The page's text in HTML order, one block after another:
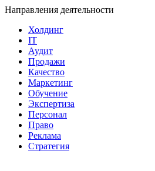
Направления деятельности
Холдинг
IT
Аудит
Продажи
Качество
Маркетинг
Обучение
Экспертиза
Персонал
Право
Реклама
Стратегия